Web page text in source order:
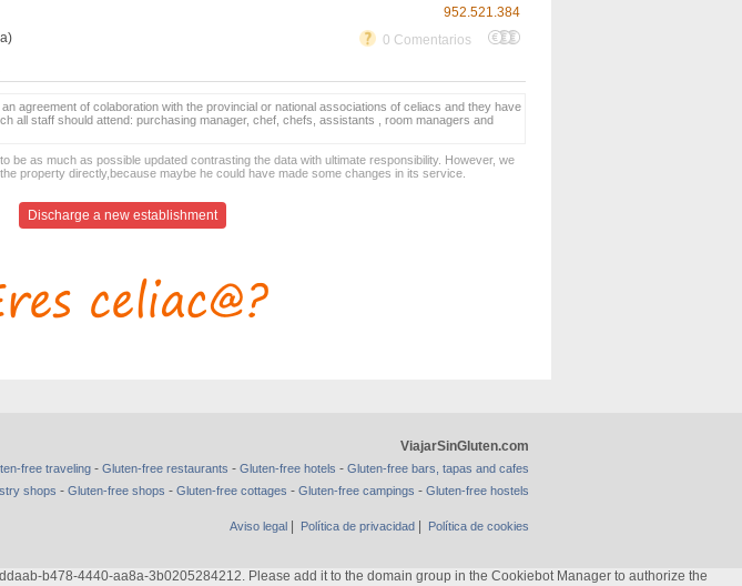
952.521.384
0 Comentarios
agreement of colaboration with the provincial or national associations of celiacs and they have
all staff should attend: purchasing manager, chef, chefs, assistants , room managers and
be as much as possible updated contrasting the data with ultimate responsibility. However, we
property directly,because maybe he could have made some changes in its service.
Discharge a new establishment
ViajarSinGluten.com
free traveling - Gluten-free restaurants - Gluten-free hotels - Gluten-free bars, tapas and cafes
shops - Gluten-free shops - Gluten-free cottages - Gluten-free campings - Gluten-free hostels
Aviso legal | Política de privacidad | Política de cookies
b478-4440-aa8a-3b0205284212. Please add it to the domain group in the Cookiebot Manager to authorize the